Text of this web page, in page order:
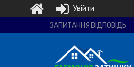
будівельна
ЗАПИТАННЯ ВІДПОВІДЬ
Увійти